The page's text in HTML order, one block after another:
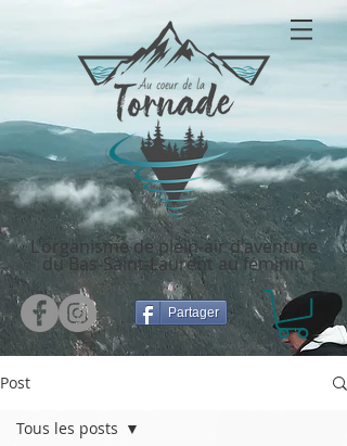
L'organisme de plein-air d'aventure
du Bas-Saint-Laurent au féminin
Partager
Post
Tous les posts